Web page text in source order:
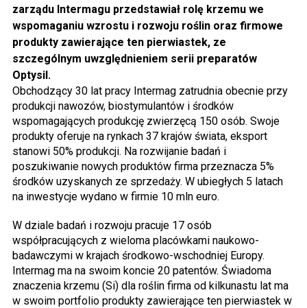
zarządu Intermagu przedstawiał rolę krzemu we
wspomaganiu wzrostu i rozwoju roślin oraz firmowe
produkty zawierające ten pierwiastek, ze
szczególnym uwzględnieniem serii preparatów
Optysil.
Obchodzący 30 lat pracy Intermag zatrudnia obecnie przy
produkcji nawozów, biostymulantów i środków
wspomagających produkcję zwierzęcą 150 osób. Swoje
produkty oferuje na rynkach 37 krajów świata, eksport
stanowi 50% produkcji. Na rozwijanie badań i
poszukiwanie nowych produktów firma przeznacza 5%
środków uzyskanych ze sprzedaży. W ubiegłych 5 latach
na inwestycje wydano w firmie 10 mln euro.
W dziale badań i rozwoju pracuje 17 osób
współpracujących z wieloma placówkami naukowo-
badawczymi w krajach środkowo-wschodniej Europy.
Intermag ma na swoim koncie 20 patentów. Świadoma
znaczenia krzemu (Si) dla roślin firma od kilkunastu lat ma
w swoim portfolio produkty zawierające ten pierwiastek w